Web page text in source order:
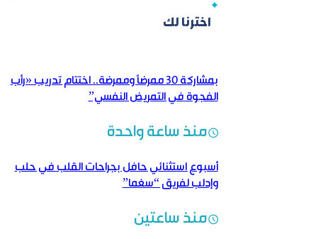
اخترنا لك
بمشاركة 30 ممرضاً وممرضة.. اختتام تدريب «رأب
الفجوة في التمريض النفسي”
منذ ساعة واحدة
أسبوع استثنائي حافل بجراحات القلب في حلب
وإدلب لفريق “سغما”
منذ ساعتين